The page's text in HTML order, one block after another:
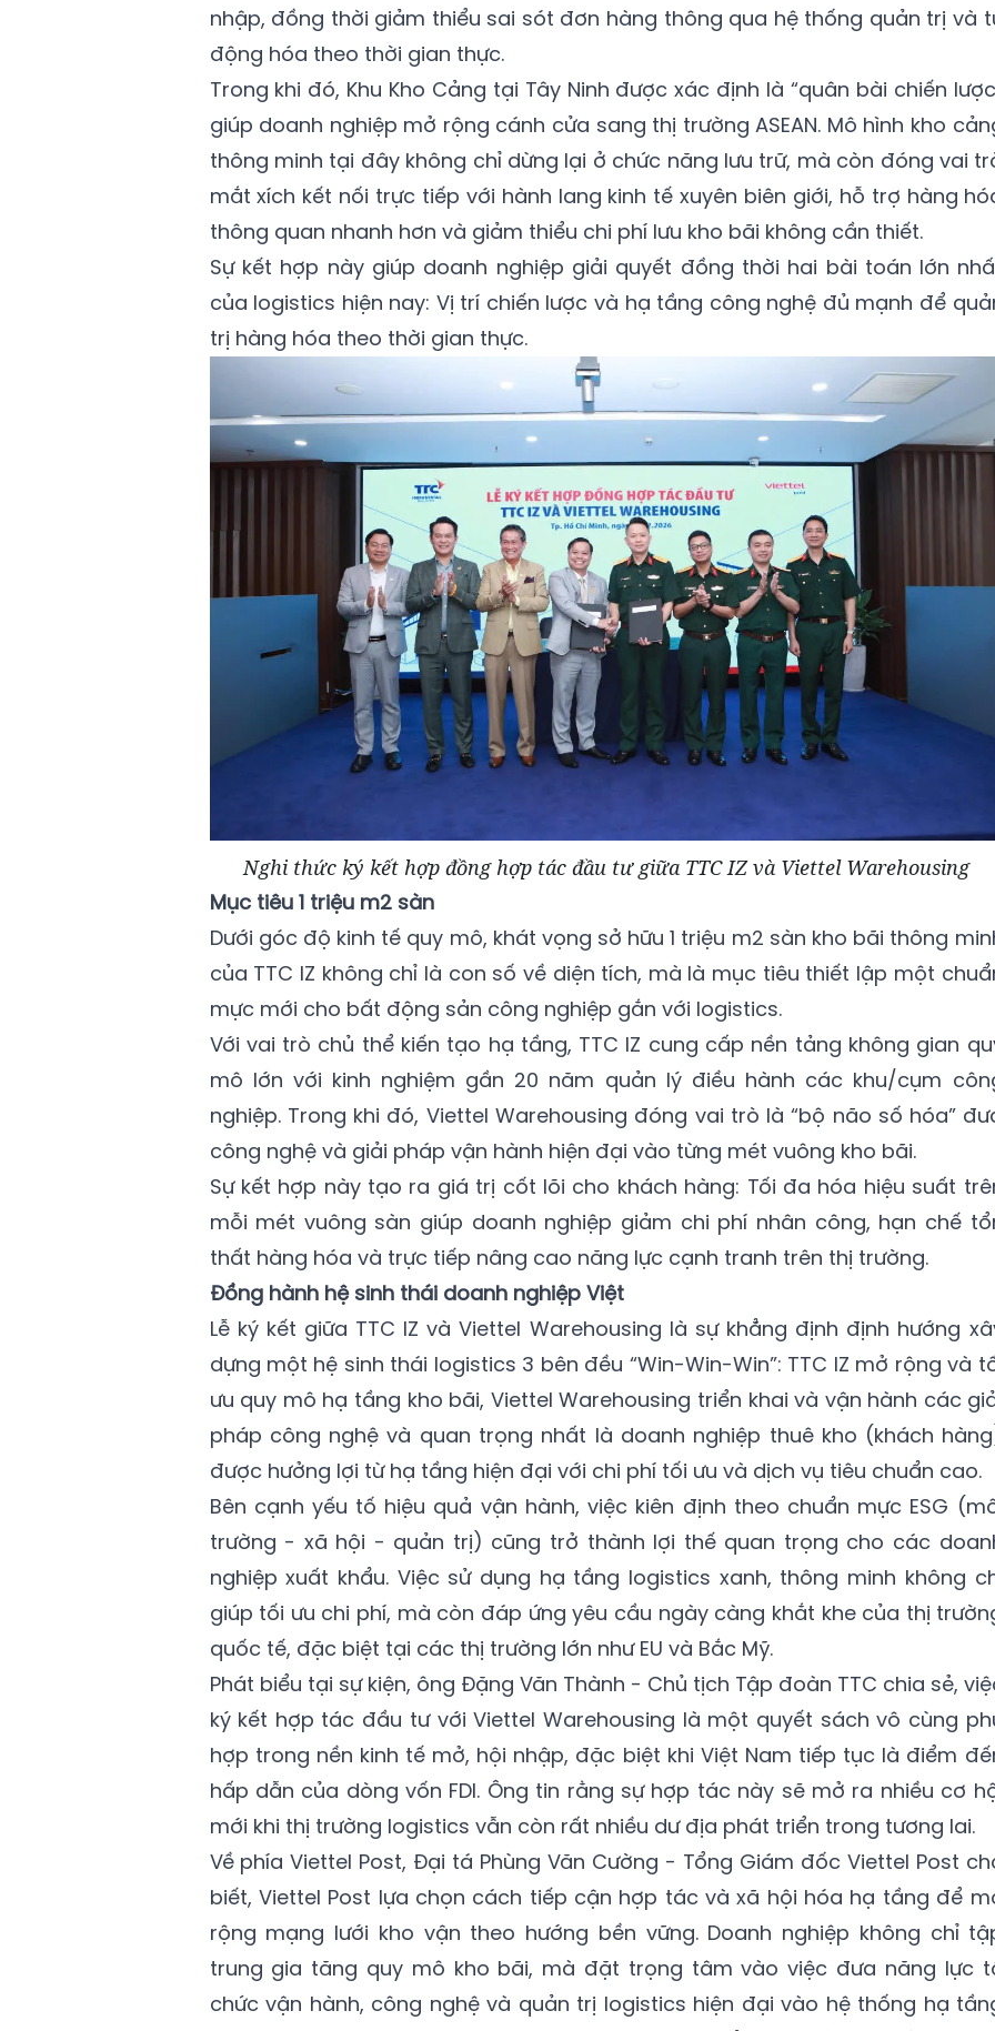
nhập, đồng thời giảm thiểu sai sót đơn hàng thông qua hệ thống quản trị và
động hóa theo thời gian thực.
Trong khi đó, Khu Kho Cảng tại Tây Ninh được xác định là “quân bài chiến
giúp doanh nghiệp mở rộng cánh cửa sang thị trường ASEAN. Mô hình kho
thông minh tại đây không chỉ dừng lại ở chức năng lưu trữ, mà còn đóng vai
mắt xích kết nối trực tiếp với hành lang kinh tế xuyên biên giới, hỗ trợ hàng
thông quan nhanh hơn và giảm thiểu chi phí lưu kho bãi không cần thiết.
Sự kết hợp này giúp doanh nghiệp giải quyết đồng thời hai bài toán lớn
của logistics hiện nay: Vị trí chiến lược và hạ tầng công nghệ đủ mạnh để
trị hàng hóa theo thời gian thực.
Nghi thức ký kết hợp đồng hợp tác đầu tư giữa TTC IZ và Viettel Warehousing
Mục tiêu 1 triệu m2 sàn
Dưới góc độ kinh tế quy mô, khát vọng sở hữu 1 triệu m2 sàn kho bãi thông
của TTC IZ không chỉ là con số về diện tích, mà là mục tiêu thiết lập một
mực mới cho bất động sản công nghiệp gắn với logistics.
Với vai trò chủ thể kiến tạo hạ tầng, TTC IZ cung cấp nền tảng không gian
mô lớn với kinh nghiệm gần 20 năm quản lý điều hành các khu/cụm
nghiệp. Trong khi đó, Viettel Warehousing đóng vai trò là “bộ não số hóa”
công nghệ và giải pháp vận hành hiện đại vào từng mét vuông kho bãi.
Sự kết hợp này tạo ra giá trị cốt lõi cho khách hàng: Tối đa hóa hiệu suất
mỗi mét vuông sàn giúp doanh nghiệp giảm chi phí nhân công, hạn chế
thất hàng hóa và trực tiếp nâng cao năng lực cạnh tranh trên thị trường.
Đồng hành hệ sinh thái doanh nghiệp Việt
Lễ ký kết giữa TTC IZ và Viettel Warehousing là sự khẳng định định hướng
dựng một hệ sinh thái logistics 3 bên đều “Win-Win-Win”: TTC IZ mở rộng và
ưu quy mô hạ tầng kho bãi, Viettel Warehousing triển khai và vận hành các
pháp công nghệ và quan trọng nhất là doanh nghiệp thuê kho (khách
được hưởng lợi từ hạ tầng hiện đại với chi phí tối ưu và dịch vụ tiêu chuẩn cao.
Bên cạnh yếu tố hiệu quả vận hành, việc kiên định theo chuẩn mực ESG
trường - xã hội - quản trị) cũng trở thành lợi thế quan trọng cho các
nghiệp xuất khẩu. Việc sử dụng hạ tầng logistics xanh, thông minh không
giúp tối ưu chi phí, mà còn đáp ứng yêu cầu ngày càng khắt khe của thị
quốc tế, đặc biệt tại các thị trường lớn như EU và Bắc Mỹ.
Phát biểu tại sự kiện, ông Đặng Văn Thành - Chủ tịch Tập đoàn TTC chia sẻ,
ký kết hợp tác đầu tư với Viettel Warehousing là một quyết sách vô cùng
hợp trong nền kinh tế mở, hội nhập, đặc biệt khi Việt Nam tiếp tục là điểm
hấp dẫn của dòng vốn FDI. Ông tin rằng sự hợp tác này sẽ mở ra nhiều cơ
mới khi thị trường logistics vẫn còn rất nhiều dư địa phát triển trong tương lai.
Về phía Viettel Post, Đại tá Phùng Văn Cường - Tổng Giám đốc Viettel Post
biết, Viettel Post lựa chọn cách tiếp cận hợp tác và xã hội hóa hạ tầng để
rộng mạng lưới kho vận theo hướng bền vững. Doanh nghiệp không chỉ
trung gia tăng quy mô kho bãi, mà đặt trọng tâm vào việc đưa năng lực
chức vận hành, công nghệ và quản trị logistics hiện đại vào hệ thống hạ